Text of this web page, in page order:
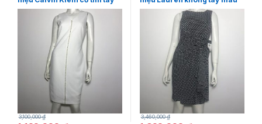
ngắn màu trắng size 2 chính
3,100,000₫
đen họa tiết ô vuông trắng
size 4P chính hãng
3,460,000₫